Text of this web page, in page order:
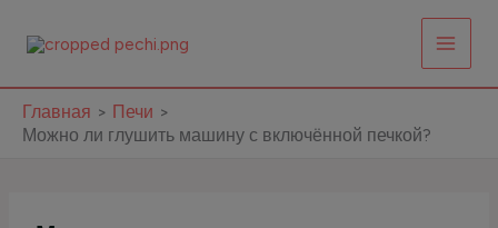
Главная
Печи
Можно ли глушить машину с включённой печкой?